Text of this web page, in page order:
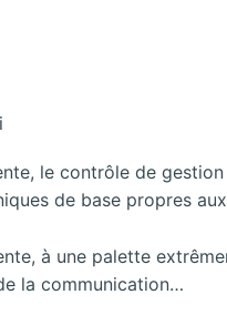
le contrôle de
de base propres
à une palette
la communication…